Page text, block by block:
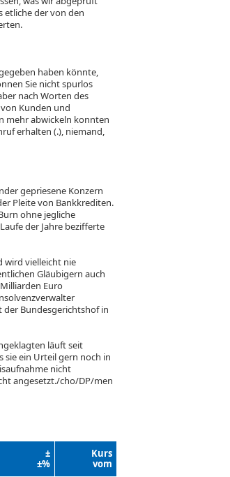
etliche der von den
haben könnte,
Sie nicht spurlos
nach Worten des
Kunden und
mehr abwickeln konnten
erhalten (.), niemand,
gepriesene Konzern
Pleite von Bankkrediten.
ohne jegliche
der Jahre bezifferte
wird vielleicht nie
Gläubigern auch
Euro
Bundesgerichtshof in
läuft seit
sie ein Urteil gern noch in
nicht
angesetzt./cho/DP/men
±
±%
Kurs
vom